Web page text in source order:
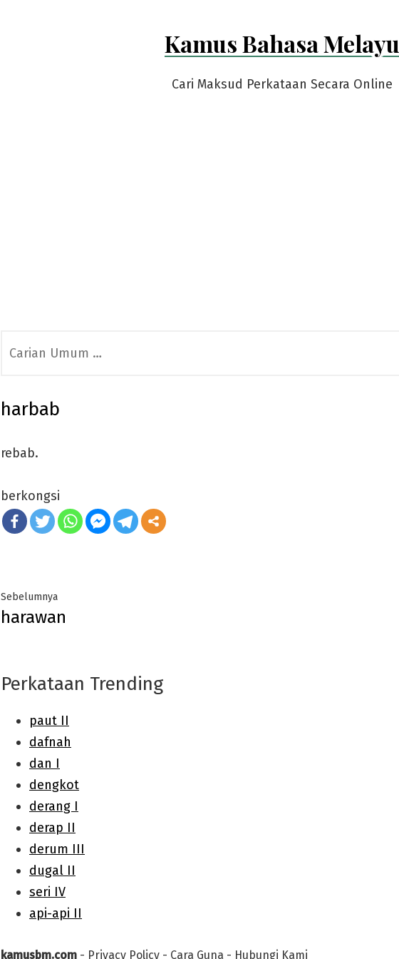
Kamus Bahasa Melayu
Cari Maksud Perkataan Secara Online
for:
harbab
rebab.
berkongsi
Post
navigation
SebelumnyaPrevious
post:
harawan
Perkataan Trending
kamusbm.com - Privacy Policy - Cara Guna - Hubungi Kami